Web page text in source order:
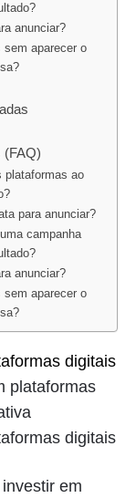
anunciar?
aparecer o
(FAQ)
plataformas ao
para anunciar?
campanha
anunciar?
aparecer o
digitais
digitais
em